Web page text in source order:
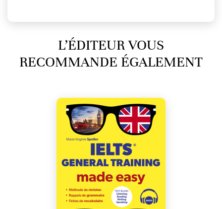
L’ÉDITEUR VOUS
RECOMMANDE ÉGALEMENT